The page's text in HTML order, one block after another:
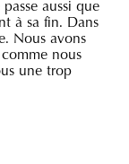
aussi que
à sa fin. Dans
Nous avons
nous
une trop